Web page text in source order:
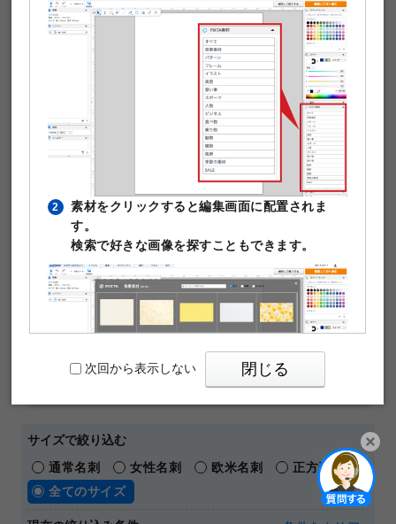
「居酒屋」がテーマの名刺作成に使える無料デザインテン
プレートです。写真や文字を入れるだけで本格的な名刺が
作成できます。テンプレート編集は無料。そのまま印刷注
文が可能です。
50枚 ￥480 (税込) ～
通常名刺 オンデマンド
名刺の料金や仕様の詳細はこちら
【 人気の名刺デザインテーマ 】
横向き ビジネス
シンプル
パワーポイントテンプレート
サイズで絞り込む
通常名刺
女性名刺 欧米名刺
正方形名刺
全てのサイズ
2
素材をクリックすると編集画面に配置されま
す。
検索で好きな画像を探すこともできます。
3
PIXTAの透かし文字は印刷時に消えますのでご
安心ください。
次回から表示しない 閉じる
開く